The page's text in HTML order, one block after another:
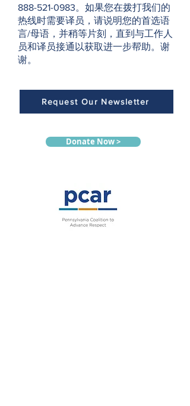
888-521-0983。如果您在拨打我们的
热线时需要译员，请说明您的首选语
言/母语，并稍等片刻，直到与工作人
员和译员接通以获取进一步帮助。谢
谢。
Request Our Newsletter
Donate Now >